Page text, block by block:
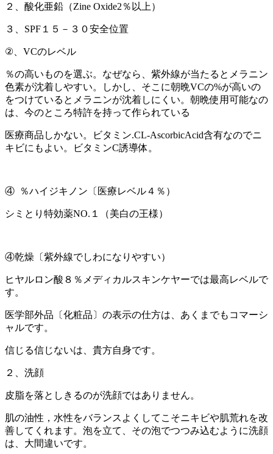
２、酸化亜鉛（Zine Oxide2％以上）
３、SPF１５－３０安全位置
②、VCのレベル
％の高いものを選ぶ。なぜなら、紫外線が当たるとメラニン
色素が沈着しやすい。しかし、そこに朝晩VCの%が高いの
をつけているとメラニンが沈着しにくい。朝晩使用可能なの
は、今のところ特許を持って作られている
医療商品しかない。ビタミン.CL-AscorbicAcid含有なのでニ
キビにもよい。ビタミンC誘導体。
④ ％ハイジキノン〔医療レベル４％）
シミとり特効薬NO.１（美白の王様）
④乾燥〔紫外線でしわになりやすい）
ヒヤルロン酸８％メディカルスキンケヤーでは最高レベルで
す。
医学部外品〔化粧品〕の表示の仕方は、あくまでもコマーシ
ャルです。
信じる信じないは、貴方自身です。
２、洗顔
皮脂を落としきるのが洗顔ではありません。
肌の油性，水性をバランスよくしてこそニキビや肌荒れを改
善してくれます。泡を立て、その泡でつつみ込むように洗顔
は、大間違いです。